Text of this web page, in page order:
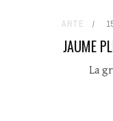
ARTE
JAUME
La